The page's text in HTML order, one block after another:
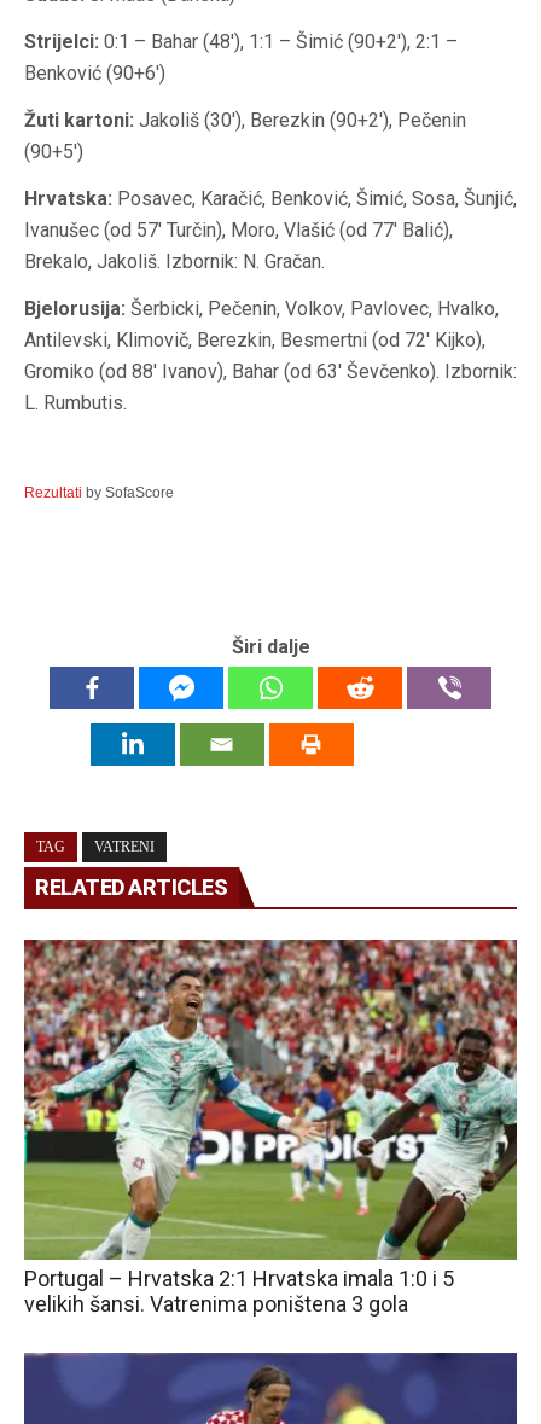
Strijelci: 0:1 – Bahar (48′), 1:1 – Šimić (90+2′), 2:1 –
Benković (90+6′)
Žuti kartoni: Jakoliš (30′), Berezkin (90+2′), Pečenin
(90+5′)
Hrvatska: Posavec, Karačić, Benković, Šimić, Sosa, Šunjić,
Ivanušec (od 57′ Turčin), Moro, Vlašić (od 77′ Balić),
Brekalo, Jakoliš. Izbornik: N. Gračan.
Bjelorusija: Šerbicki, Pečenin, Volkov, Pavlovec, Hvalko,
Antilevski, Klimovič, Berezkin, Besmertni (od 72′ Kijko),
Gromiko (od 88′ Ivanov), Bahar (od 63′ Ševčenko). Izbornik:
L. Rumbutis.
Rezultati by SofaScore
Širi dalje
TAG VATRENI
RELATED ARTICLES
Portugal – Hrvatska 2:1 Hrvatska imala 1:0 i 5
velikih šansi. Vatrenima poništena 3 gola